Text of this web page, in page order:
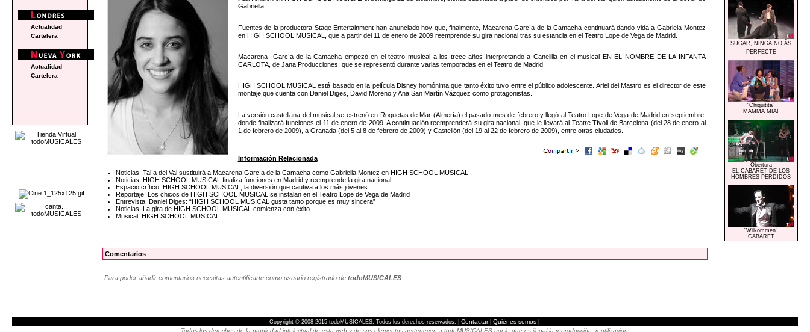
Gabriella.
Fuentes de la productora Stage Entertainment han anunciado hoy que, finalmente, Macarena García de la Camacha continuará dando vida a Gabriela Montez
en HIGH SCHOOL MUSICAL, que a partir del 11 de enero de 2009 reemprende su gira nacional tras su estancia en el Teatro Lope de Vega de Madrid.
Macarena García de la Camacha empezó en el teatro musical a los trece años interpretando a Canelilla en el musical EN EL NOMBRE DE LA INFANTA
CARLOTA, de Jana Producciones, que se representó durante varias temporadas en el Teatro de Madrid.
HIGH SCHOOL MUSICAL está basado en la película Disney homónima que tanto éxito tuvo entre el público adolescente. Ariel del Mastro es el director de este
montaje que cuenta con Daniel Diges, David Moreno y Ana San Martín Vázquez como protagonistas.
La versión castellana del musical se estrenó en Roquetas de Mar (Almería) el pasado mes de febrero y llegó al Teatro Lope de Vega de Madrid en septiembre,
donde finalizará funciones el 11 de enero de 2009. A continuación reemprenderá su gira nacional, que le llevará al Teatre Tívoli de Barcelona (del 28 de enero al
1 de febrero de 2009), a Granada (del 5 al 8 de febrero de 2009) y Castellón (del 19 al 22 de febrero de 2009), entre otras ciudades.
Información Relacionada
Noticias: Talía del Val sustituirá a Macarena García de la Camacha como Gabriella Montez en HIGH SCHOOL MUSICAL
Noticias: HIGH SCHOOL MUSICAL finaliza funciones en Madrid y reemprende la gira nacional
Espacio crítico: HIGH SCHOOL MUSICAL, la diversión que cautiva a los más jóvenes
Reportaje: Los chicos de HIGH SCHOOL MUSICAL se instalan en el Teatro Lope de Vega de Madrid
Entrevista: Daniel Diges: “HIGH SCHOOL MUSICAL gusta tanto porque es muy sincera”
Noticias: La gira de HIGH SCHOOL MUSICAL comienza con éxito
Musical: HIGH SCHOOL MUSICAL
Comentarios
Para poder añadir comentarios necesitas autentificarte como usuario registrado detodoMUSICALES
Actualidad
Cartelera
Actualidad
Cartelera
SUGAR, NINGÃ NO ÃS
PERFECTE
"Chiquitita"
MAMMA MIA!
Obertura
EL CABARET DE LOS
HOMBRES PERDIDOS
"Wilkommen"
CABARET
Copyright © 2008-2015 todoMUSICALES. Todos los derechos reservados. | Contactar| Quiénes somos|
Todos los derechos de la propiedad intelectual de esta web y de sus elementos pertenecen a todoMUSICALES por lo que es ilegal la reproducción, reutilización,